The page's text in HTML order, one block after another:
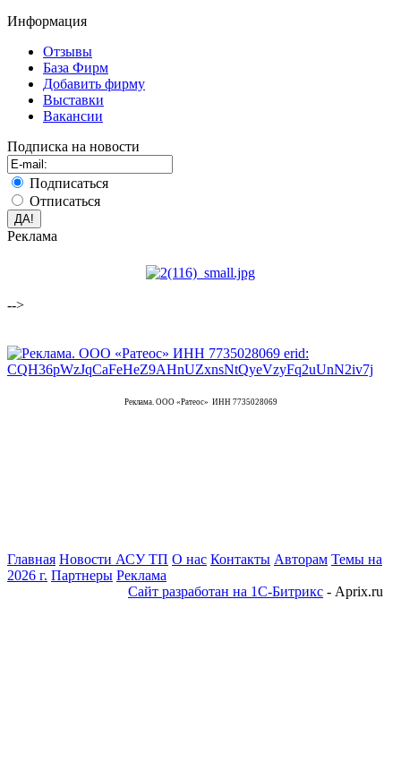
Информация
Отзывы
База Фирм
Добавить фирму
Выставки
Вакансии
Подписка на новости
Подписаться
Отписаться
Реклама
-->
Реклама. ООО «Ратеос» ИНН 7735028069
Главная Новости АСУ ТП О нас Контакты Авторам Темы на
2026 г. Партнеры Реклама
Сайт разработан на 1С-Битрикс - Aprix.ru